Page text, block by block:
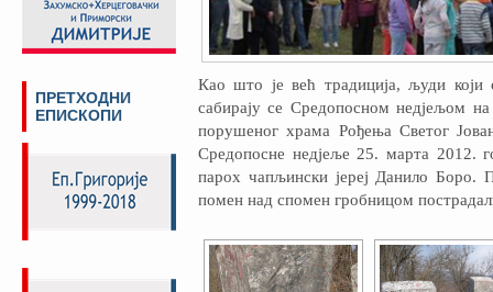
Као што је већ традиција, људи
сабирају се Средопосном недjељом
порушеног храма Рођења Светог
Средопосне недjеље 25. марта 2012.
парох чапљински јереј Данило Боро.
помен над спомен гробницом
ПРЕТХОДНИ
ЕПИСКОПИ